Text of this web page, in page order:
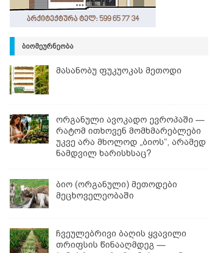
ᲑᲘᲝᲛᲔᲣᲠᲜᲔᲝᲑᲐ
მასანობუ ფუკუოკას მეთოდი
ორგანული ავოკადო ევროპაში —
რატომ ითხოვენ მომხმარებლები
უკვე არა მხოლოდ „ბიოს“, არამედ
ნამდვილ ხარისხსაც?
ბიო (ორგანული) მეთოდები
მეცხოველეობაში
ჩვეულებრივი ბაღის ყვავილი
თრიფსის წინააღმდეგ —